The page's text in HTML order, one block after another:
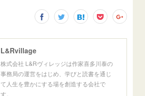
L&Rvillage
株式会社 L&Rヴィレッジは作家喜多川泰の
事務局の運営をはじめ、学びと読書を通じ
て人生を豊かにする場を創造する会社で
す。